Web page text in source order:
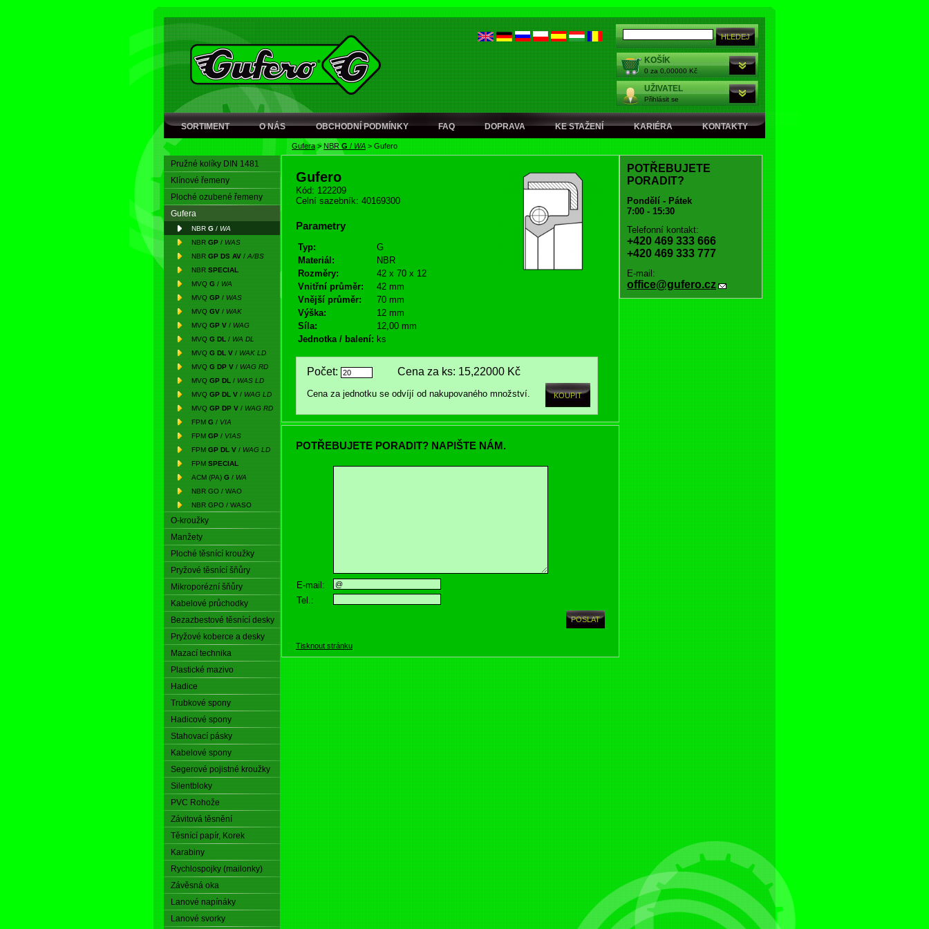
KOŠÍK
0 za 0,00000 Kč
UŽIVATEL
Přihlásit se
SORTIMENT O NÁS OBCHODNÍ PODMÍNKY FAQ DOPRAVA KE STAŽENÍ KARIÉRA KONTAKTY
Gufera> NBRG / WA > Gufero
Pružné kolíky DIN 1481
Klínové řemeny
Ploché ozubené řemeny
Gufera
NBR G / WA
NBR GP / WAS
NBR GP DS AV / A/BS
NBR SPECIAL
MVQ G / WA
MVQ GP / WAS
MVQ GV / WAK
MVQ GP V / WAG
MVQ G DL / WA DL
MVQ G DL V / WAK LD
MVQ G DP V / WAG RD
MVQ GP DL / WAS LD
MVQ GP DL V / WAG LD
MVQ GP DP V / WAG RD
FPM G / VIA
FPM GP / VIAS
FPM GP DL V / WAG LD
FPM SPECIAL
ACM (PA) G / WA
NBR GO / WAO
NBR GPO / WASO
O-kroužky
Manžety
Ploché těsnící kroužky
Pryžové těsnící šňůry
Mikroporézní šňůry
Kabelové průchodky
Bezazbestové těsnící desky
Pryžové koberce a desky
Mazací technika
Plastické mazivo
Hadice
Trubkové spony
Hadicové spony
Stahovací pásky
Kabelové spony
Segerové pojistné kroužky
Silentbloky
PVC Rohože
Závitová těsnění
Těsnící papír, Korek
Karabiny
Rychlospojky (mailonky)
Závěsná oka
Lanové napínáky
Lanové svorky
Gufero
Kód: 122209
Celní sazebník: 40169300
Parametry
Typ:
G
Materiál:
NBR
Rozměry:
42 x 70 x 12
Vnitřní průměr:
42 mm
Vnější průměr:
70 mm
Výška:
12 mm
Síla:
12,00 mm
Jednotka / balení: ks
Počet: Cena za ks: 15,22000 Kč
Cena za jednotku se odvíjí od nakupovaného množství.
POTŘEBUJETE PORADIT? NAPIŠTE NÁM.
E-mail:
Tel.:
Tisknout stránku
POTŘEBUJETE
PORADIT?
Pondělí - Pátek
7:00 - 15:30
Telefonní kontakt:
+420 469 333 666
+420 469 333 777
E-mail:
office@gufero.cz